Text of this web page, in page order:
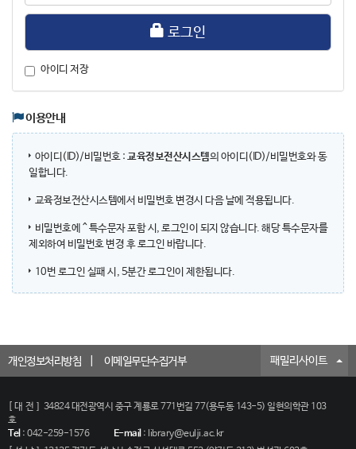
번
로그인
아이디 저장
이용안내
아이디(ID)/비밀번호 : 교육정보전산시스템의 아이디(ID)/비밀번호와 동
일합니다.
교육정보전산시스템에서 비밀번호 변경시 다음 날에 적용됩니다.
비밀번호에 ^ 특수문자 포함 시, 로그인이 되지 않습니다. 해당 특수문자를
제외하여 비밀번호 변경 후 로그인 바랍니다.
10번 로그인 실패 시, 5분간 로그인이 제한됩니다.
개인정보처리방침 이메일무단수집거부 패밀리사이트
[대전]
34824 대전광역시 중구 계룡로 771번길 77(용두동 143-5) 일현의학관 103
호
Tel: 042-259-1576 E-mail: library@eulji.ac.kr